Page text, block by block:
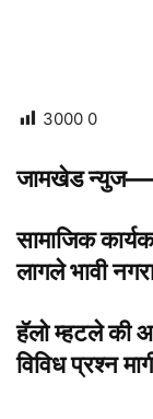
3000 0
जामखेड
सामाजिक
लागले भावी
हॅलो म्हटले की
विविध प्रश्न